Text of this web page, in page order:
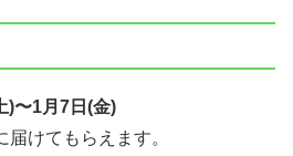
)〜1月7日(金)
けてもらえます。